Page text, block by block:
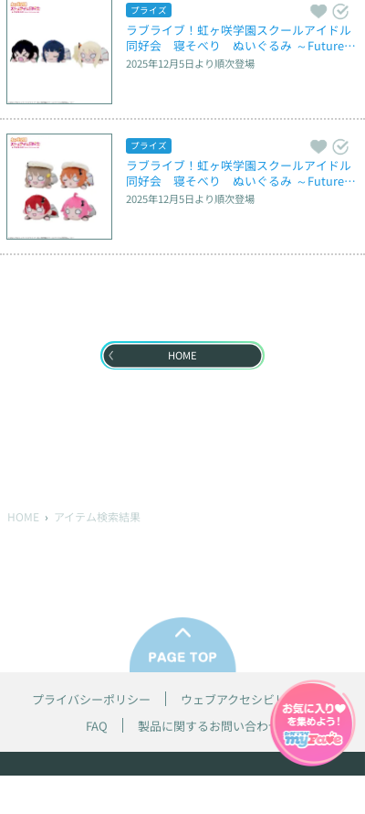
プライズ
ラブライブ！虹ヶ咲学園スクールアイドル
同好会　寝そべり　ぬいぐるみ ～Future P
arade～ Vol.1
2025年12月5日より順次登場
プライズ
ラブライブ！虹ヶ咲学園スクールアイドル
同好会　寝そべり　ぬいぐるみ ～Future P
arade～ Vol.2
2025年12月5日より順次登場
HOME
HOME アイテム検索結果
プライバシーポリシー
ウェブアクセシビリティ方針
FAQ
製品に関するお問い合わせ